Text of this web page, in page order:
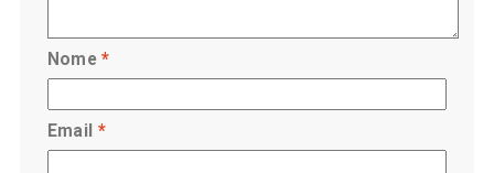
Nome*
Email *